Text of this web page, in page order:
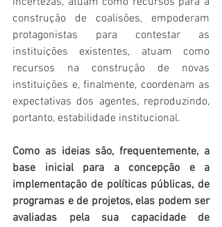
construção de coalisões, empoderam
protagonistas para contestar as
instituições existentes, atuam como
recursos na construção de novas
instituições e, finalmente, coordenam as
expectativas dos agentes, reproduzindo,
portanto, estabilidade institucional.
Como as ideias são, frequentemente, a
base inicial para a concepção e a
implementação de políticas públicas, de
programas e de projetos, elas podem ser
avaliadas pela sua capacidade de